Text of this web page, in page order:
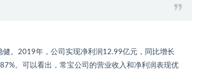
。2019年，公司实现净利润12.99亿元，同比增长
。可以看出，常宝公司的营业收入和净利润表现优